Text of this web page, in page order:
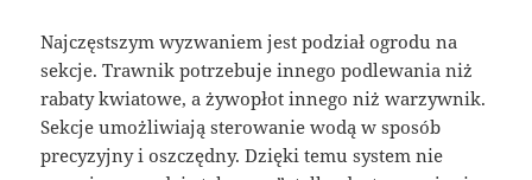
Najczęstszym wyzwaniem jest podział ogrodu na
sekcje. Trawnik potrzebuje innego podlewania niż
rabaty kwiatowe, a żywopłot innego niż warzywnik.
Sekcje umożliwiają sterowanie wodą w sposób
precyzyjny i oszczędny. Dzięki temu system nie